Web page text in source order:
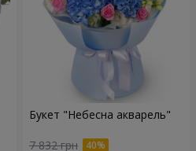
Букет "Небесна акварель"
7 832 грн